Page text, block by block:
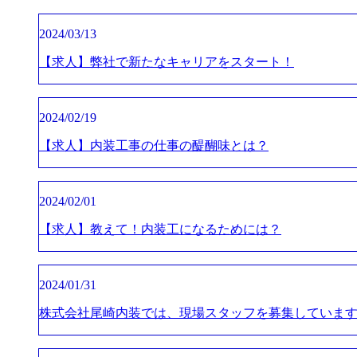
2024/03/13
【求人】弊社で新たなキャリアをスタート！
2024/02/19
【求人】内装工事の仕事の醍醐味とは？
2024/02/01
【求人】教えて！内装工になるためには？
2024/01/31
株式会社尾崎内装では、現場スタッフを募集していま